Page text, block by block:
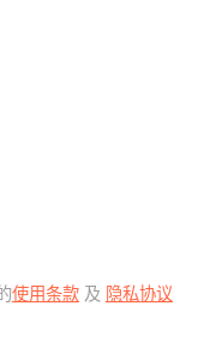
使用条款及 隐私协议